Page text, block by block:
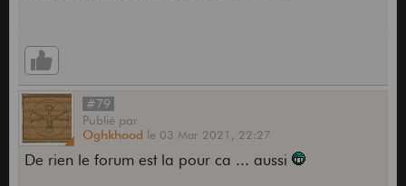
#79
Publié par
Oghkhood le 03 Mar 2021, 22:27
De rien le forum est la pour ca ... aussi